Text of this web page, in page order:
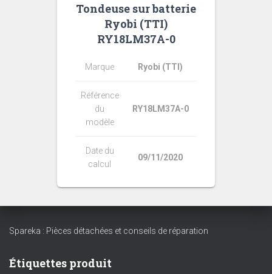
Tondeuse sur batterie
Ryobi (TTI)
RY18LM37A-0
Marque Ryobi (TTI)
Référence
du
modèle
RY18LM37A-0
Date du
calcul
09/11/2020
Spareka : Pièces détachées et conseils de réparation
Étiquettes produit